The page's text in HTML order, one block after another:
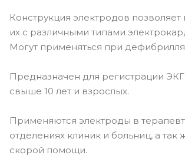
Конструкция электродов позволяет
их с различными типами
Могут применяться при
Предназначен для регистрации ЭКГ
свыше 10 лет и взрослых.
Применяются электроды в
отделениях клиник и больниц, а
скорой помощи.